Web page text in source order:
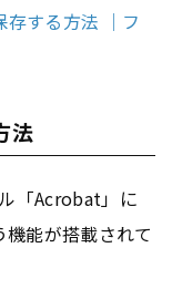
する方法 ｜フ
法
「Acrobat」に
能が搭載されて